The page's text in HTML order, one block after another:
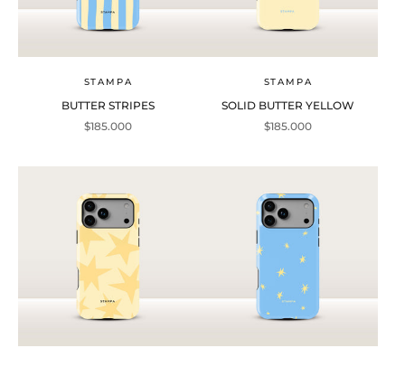
STAMPA
BUTTER STRIPES
Precio de oferta
$185.000
STAMPA
SOLID BUTTER YELLOW
Precio de oferta
$185.000